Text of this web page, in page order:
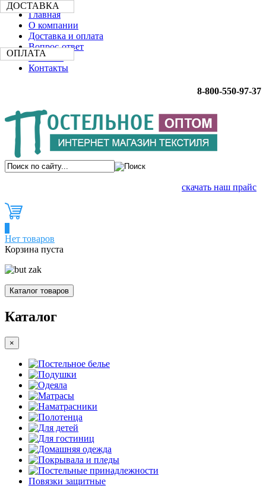
Главная
О компании
Доставка и оплата
Вопрос-ответ
Новости
Контакты
8-800-550-97-37
скачать наш прайс
Нет товаров
Корзина пуста
Каталог товаров
Каталог
×
Постельное белье
Подушки
Одеяла
Матрасы
Наматрасники
Полотенца
Для детей
Для гостиниц
Домашняя одежда
Покрывала и пледы
Постельные принадлежности
Повязки защитные
ДОСТАВКА
ОПЛАТА